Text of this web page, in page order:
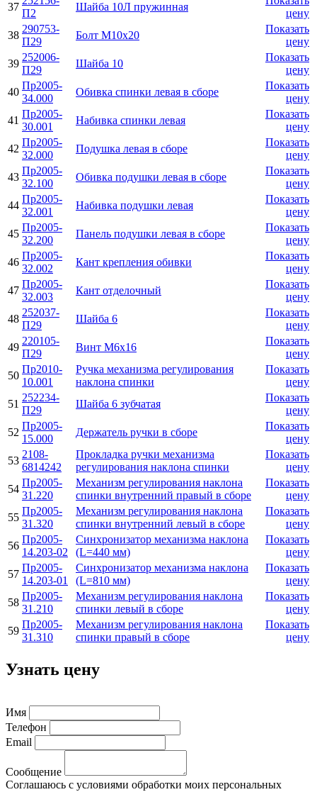
37
П2
Шайба 10Л пружинная
цену
38
290753-
П29
Болт М10х20
Показать
цену
39
252006-
П29
Шайба 10
Показать
цену
40
Пр2005-
34.000
Обивка спинки левая в сборе
Показать
цену
41
Пр2005-
30.001
Набивка спинки левая
Показать
цену
42
Пр2005-
32.000
Подушка левая в сборе
Показать
цену
43
Пр2005-
32.100
Обивка подушки левая в сборе
Показать
цену
44
Пр2005-
32.001
Набивка подушки левая
Показать
цену
45
Пр2005-
32.200
Панель подушки левая в сборе
Показать
цену
46
Пр2005-
32.002
Кант крепления обивки
Показать
цену
47
Пр2005-
32.003
Кант отделочный
Показать
цену
48
252037-
П29
Шайба 6
Показать
цену
49
220105-
П29
Винт М6х16
Показать
цену
50
Пр2010-
10.001
Ручка механизма регулирования
наклона спинки
Показать
цену
51
252234-
П29
Шайба 6 зубчатая
Показать
цену
52
Пр2005-
15.000
Держатель ручки в сборе
Показать
цену
53
2108-
6814242
Прокладка ручки механизма
регулирования наклона спинки
Показать
цену
54
Пр2005-
31.220
Механизм регулирования наклона
спинки внутренний правый в сборе
Показать
цену
55
Пр2005-
31.320
Механизм регулирования наклона
спинки внутренний левый в сборе
Показать
цену
56
Пр2005-
14.203-02
Синхронизатор механизма наклона
(L=440 мм)
Показать
цену
57
Пр2005-
14.203-01
Синхронизатор механизма наклона
(L=810 мм)
Показать
цену
58
Пр2005-
31.210
Механизм регулирования наклона
спинки левый в сборе
Показать
цену
59
Пр2005-
31.310
Механизм регулирования наклона
спинки правый в сборе
Показать
цену
Узнать цену
Имя
Телефон
Email
Сообщение
Соглашаюсь с условиями обработки моих персональных